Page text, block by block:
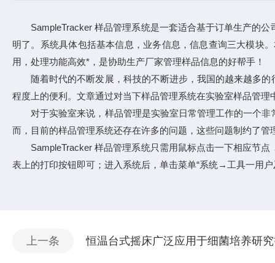
SampleTracker 样品管理系统是一套适合基于订单生产的公
明了。系统具体包括基本信息，业务信息，信息查询三大模块
用，处理功能高效*，是协助生产厂家管理样品信息的好帮手！
随着时代的不断发展，科技的不断进步，我国的越来越多的
程度上的便利。文章通过对当下样品管理系统在实验室样品管
对于实验室来说，样品管理是实验室日常管理工作的一个非
而，目前的样品管理系统还存在许多的问题，这些问题制约了管
SampleTracker 样品管理系统只需用鼠标点击一下相应节点
表上的打印按钮即可；进入系统后，单击菜单“系统→工具一用
上一条 恒温台式摇床广泛应用于细菌培养研